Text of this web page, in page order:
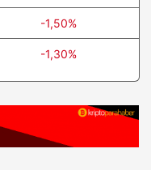
-1,50%
-1,30%